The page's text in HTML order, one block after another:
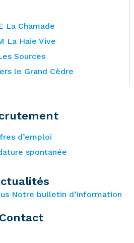
La Chamade
La Haie Vive
Sources
le Grand Cèdre
d’emploi
spontanée
Notre bulletin d’information
Contact